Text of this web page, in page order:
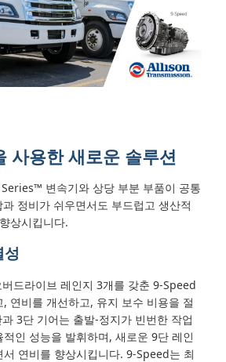
사용한 새로운 솔루션
변속기와 상당 부분 부품이 공통
정비가 쉬우면서도 부드럽고 생산적
상시킵니다.
드라이브 레인지 3개를 갖춘 9-Speed
연비를 개선하고, 유지 보수 비용을 절
3단 기어는 출발-정지가 빈번한 작업
인 성능을 발휘하며, 새로운 9단 레인
연비를 향상시킵니다. 9-Speed는 최